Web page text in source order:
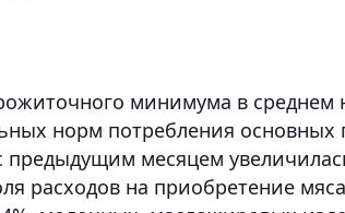
минимума в среднем
норм потребления основных
предыдущим месяцем
расходов на приобретение